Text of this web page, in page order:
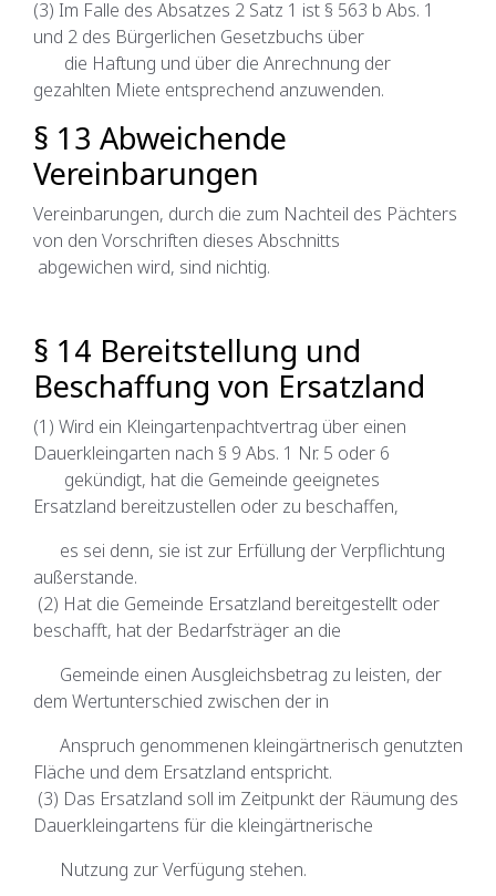
(3) Im Falle des Absatzes 2 Satz 1 ist § 563 b Abs. 1
und 2 des Bürgerlichen Gesetzbuchs über
die Haftung und über die Anrechnung der
gezahlten Miete entsprechend anzuwenden.
§ 13 Abweichende
Vereinbarungen
Vereinbarungen, durch die zum Nachteil des Pächters
von den Vorschriften dieses Abschnitts
abgewichen wird, sind nichtig.
§ 14 Bereitstellung und
Beschaffung von Ersatzland
(1) Wird ein Kleingartenpachtvertrag über einen
Dauerkleingarten nach § 9 Abs. 1 Nr. 5 oder 6
gekündigt, hat die Gemeinde geeignetes
Ersatzland bereitzustellen oder zu beschaffen,
es sei denn, sie ist zur Erfüllung der Verpflichtung
außerstande.
(2) Hat die Gemeinde Ersatzland bereitgestellt oder
beschafft, hat der Bedarfsträger an die
Gemeinde einen Ausgleichsbetrag zu leisten, der
dem Wertunterschied zwischen der in
Anspruch genommenen kleingärtnerisch genutzten
Fläche und dem Ersatzland entspricht.
(3) Das Ersatzland soll im Zeitpunkt der Räumung des
Dauerkleingartens für die kleingärtnerische
Nutzung zur Verfügung stehen.